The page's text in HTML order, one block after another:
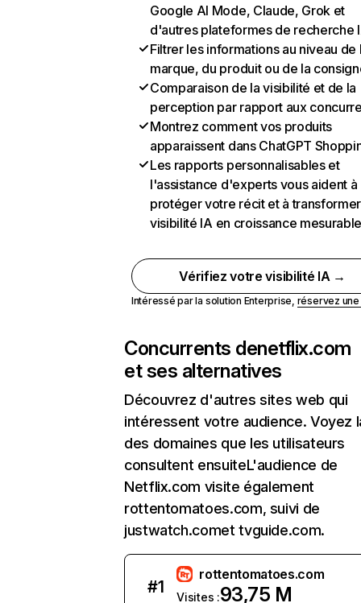
Google AI Mode, Claude, Grok et
d'autres plateformes de recherche
Filtrer les informations au niveau de
marque, du produit ou de la
Comparaison de la visibilité et de la
perception par rapport aux
Montrez comment vos produits
apparaissent dans ChatGPT
Les rapports personnalisables et
l'assistance d'experts vous aident à
protéger votre récit et à
visibilité IA en croissance
Vérifiez votre visibilité IA →
Intéressé par la solution Enterprise, réservez
Concurrents denetflix.com
et ses alternatives
Découvrez d'autres sites web qui
intéressent votre audience. Voyez
des domaines que les utilisateurs
consultent ensuiteL'audience de
Netflix.com visite également
rottentomatoes.com, suivi de
justwatch.comet tvguide.com.
#1
rottentomatoes.com
Visites :93,75 M